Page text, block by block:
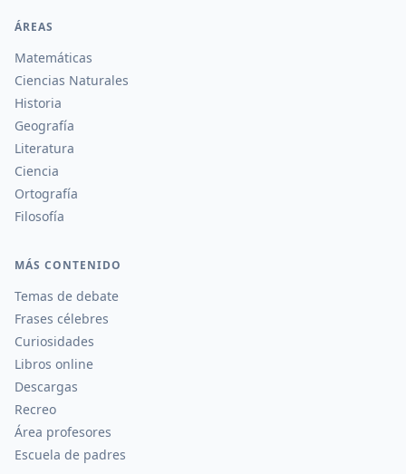
ÁREAS
Matemáticas
Ciencias Naturales
Historia
Geografía
Literatura
Ciencia
Ortografía
Filosofía
MÁS CONTENIDO
Temas de debate
Frases célebres
Curiosidades
Libros online
Descargas
Recreo
Área profesores
Escuela de padres